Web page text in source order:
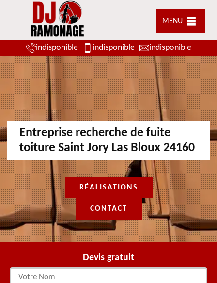
MENU
indisponible indisponible indisponible
Entreprise recherche de fuite
toiture Saint Jory Las Bloux 24160
RÉALISATIONS
CONTACT
Devis gratuit